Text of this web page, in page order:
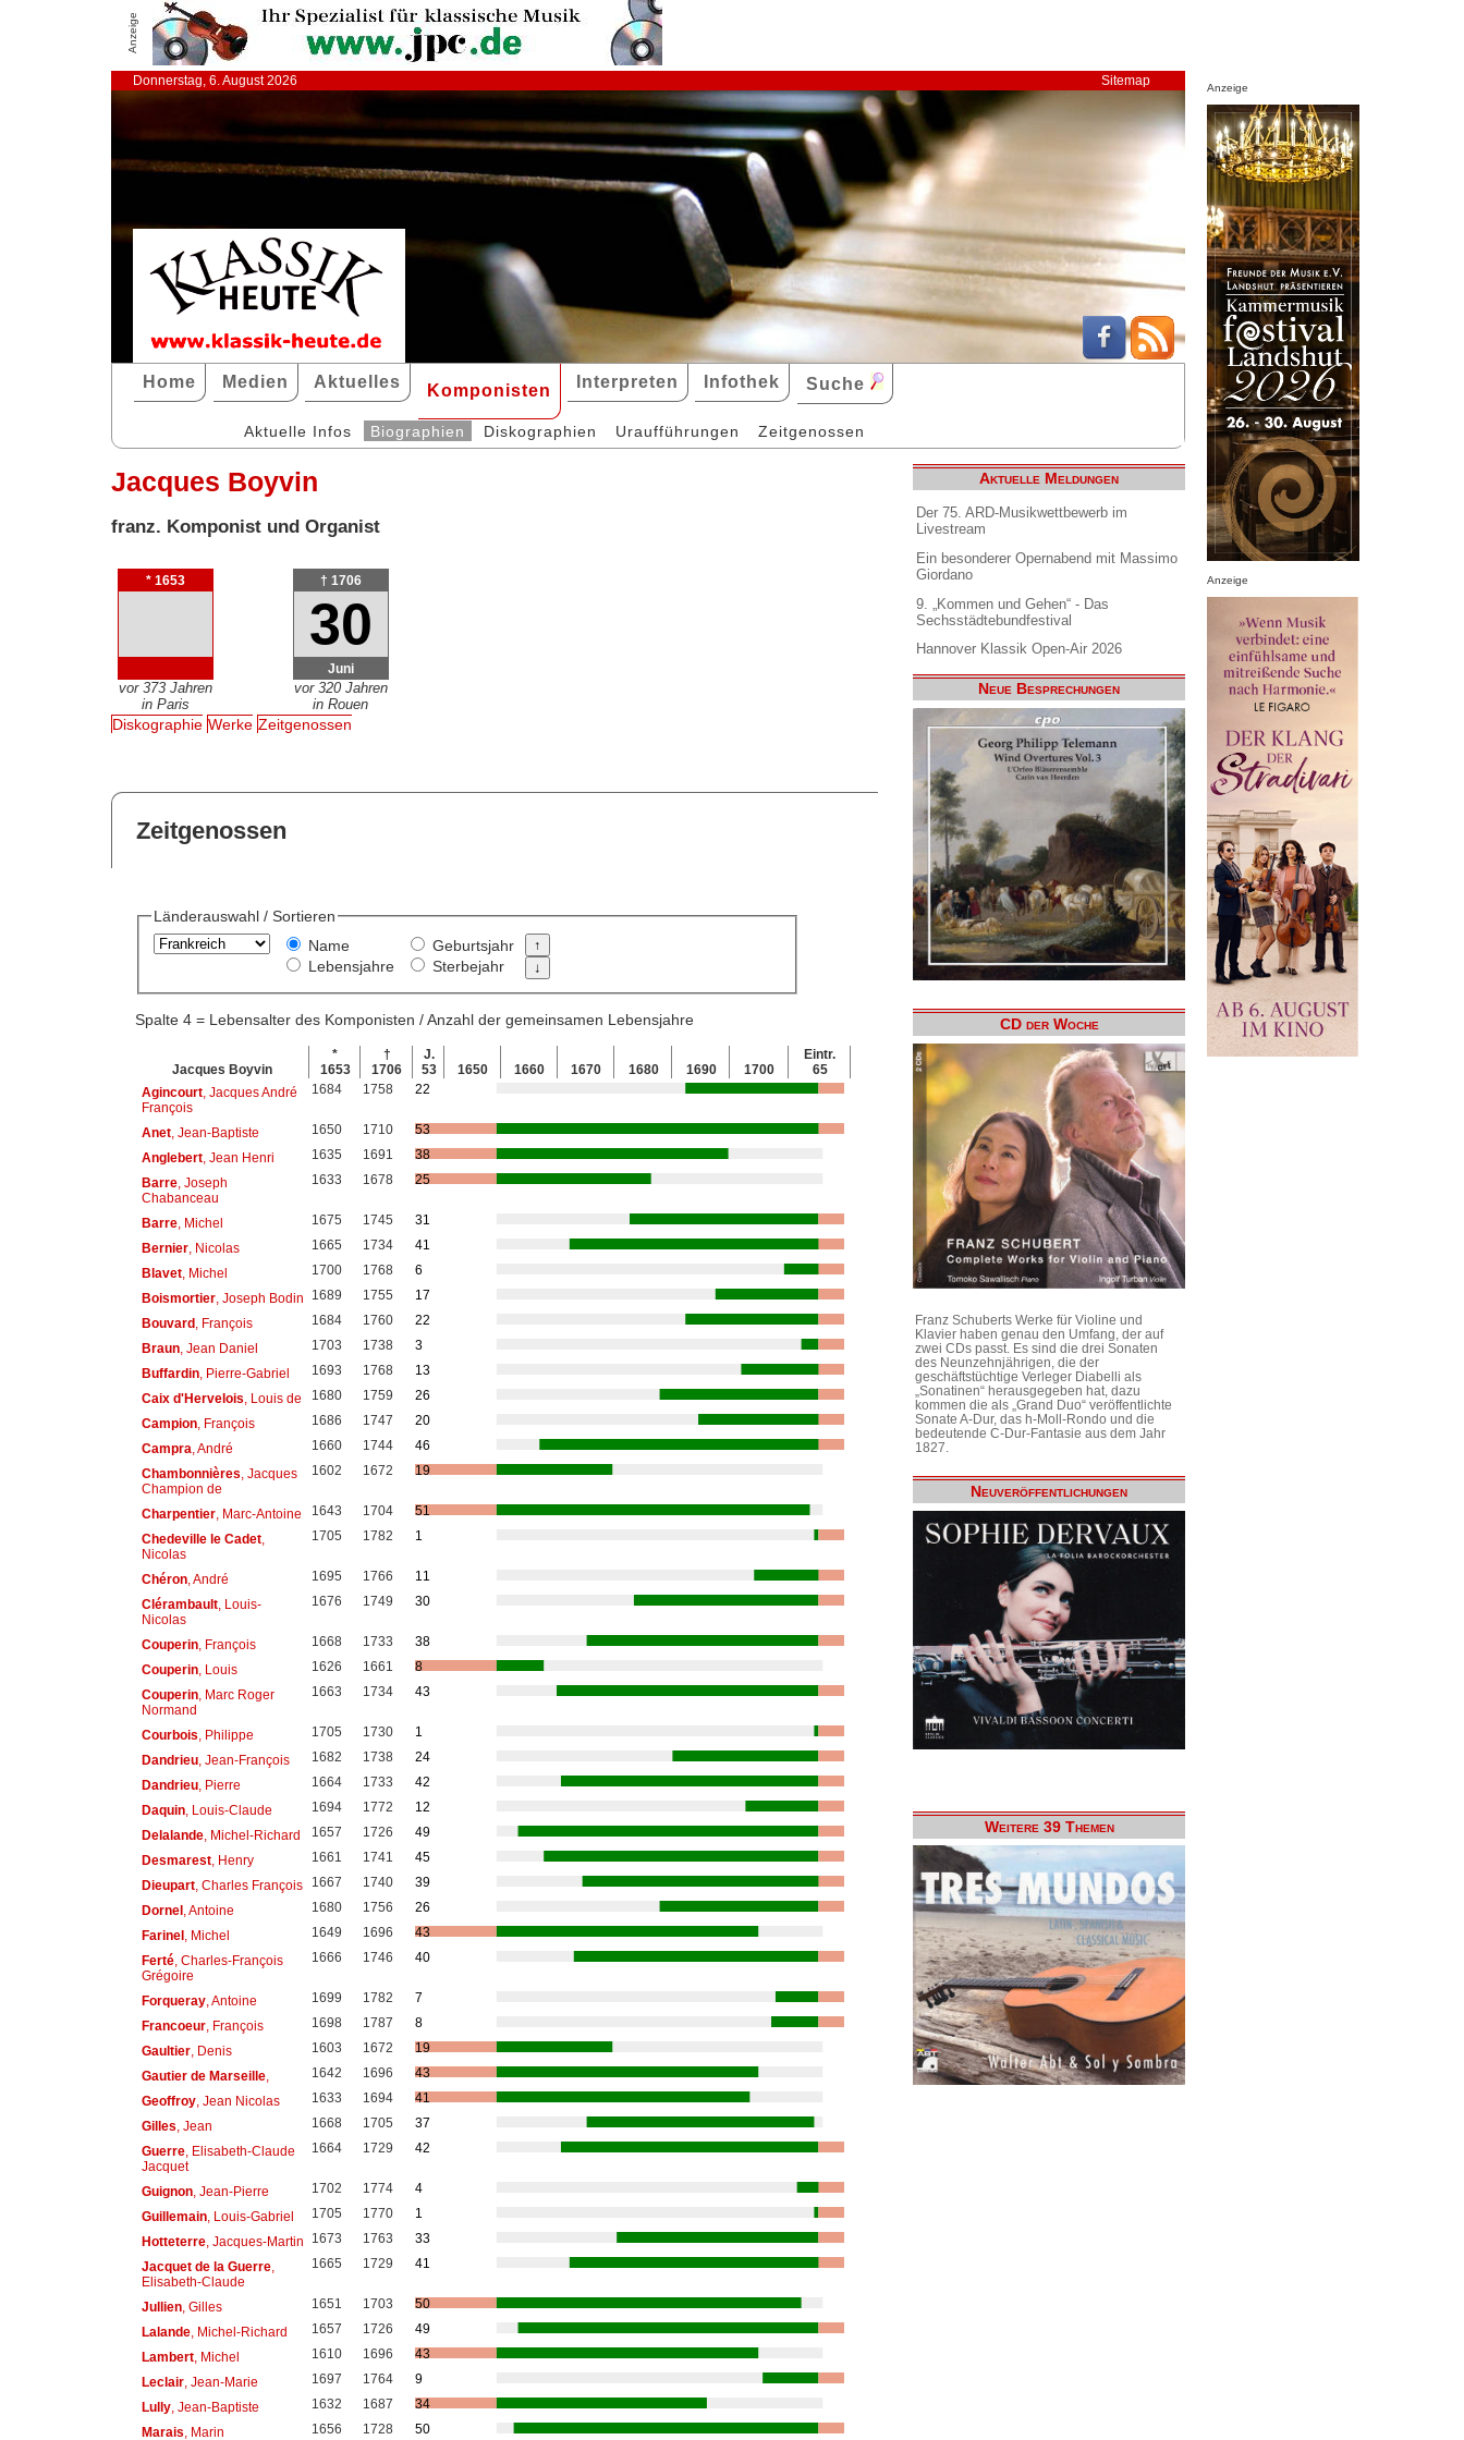
Anzeige
Donnerstag, 6. August 2026 Sitemap
Home Medien Aktuelles Komponisten Interpreten Infothek Suche
Aktuelle Infos Biographien Diskographien Uraufführungen Zeitgenossen
Jacques Boyvin
franz. Komponist und Organist
* 1653
vor 373 Jahren
in Paris
† 1706
30
Juni
vor 320 Jahren
in Rouen
Diskographie Werke Zeitgenossen
Zeitgenossen
Länderauswahl / Sortieren
Name
Lebensjahre
Geburtsjahr
Sterbejahr
Spalte 4 = Lebensalter des Komponisten / Anzahl der gemeinsamen Lebensjahre
Jacques Boyvin
*
1653
†
1706
J.
53
1650 1660 1670 1680 1690 1700
Eintr.
65
Agincourt, Jacques André
François
1684 1758 22
Anet, Jean-Baptiste 1650 1710
53
Anglebert, Jean Henri 1635 1691
38
Barre, Joseph
Chabanceau
1633 1678 25
Barre, Michel 1675 1745
31
Bernier, Nicolas 1665 1734
41
Blavet, Michel 1700 1768
6
Boismortier, Joseph Bodin 1689 1755
17
Bouvard, François 1684 1760
22
Braun, Jean Daniel 1703 1738
3
Buffardin, Pierre-Gabriel 1693 1768
13
Caix d'Hervelois , Louis de 1680 1759
26
Campion, François 1686 1747
20
Campra , André 1660 1744
46
Chambonnières , Jacques
Champion de
1602 1672 19
Charpentier, Marc-Antoine 1643 1704
51
Chedeville le Cadet,
Nicolas
1705 1782 1
Chéron, André 1695 1766
11
Clérambault, Louis-
Nicolas
1676 1749 30
Couperin, François 1668 1733
38
Couperin, Louis 1626 1661
8
Couperin, Marc Roger
Normand
1663 1734 43
Courbois , Philippe 1705 1730
1
Dandrieu, Jean-François 1682 1738
24
Dandrieu, Pierre 1664 1733
42
Daquin, Louis-Claude 1694 1772
12
Delalande, Michel-Richard 1657 1726
49
Desmarest, Henry 1661 1741
45
Dieupart, Charles François 1667 1740
39
Dornel, Antoine 1680 1756
26
Farinel, Michel 1649 1696
43
Ferté, Charles-François
Grégoire
1666 1746 40
Forqueray, Antoine 1699 1782
7
Francoeur, François 1698 1787
8
Gaultier, Denis 1603 1672
19
Gautier de Marseille, 1642 1696
43
Geoffroy, Jean Nicolas 1633 1694
41
Gilles , Jean 1668 1705
37
Guerre, Elisabeth-Claude
Jacquet
1664 1729 42
Guignon, Jean-Pierre 1702 1774
4
Guillemain, Louis-Gabriel 1705 1770
1
Hotteterre, Jacques-Martin 1673 1763
33
Jacquet de la Guerre,
Elisabeth-Claude
1665 1729 41
Jullien, Gilles 1651 1703
50
Lalande, Michel-Richard 1657 1726
49
Lambert, Michel 1610 1696
43
Leclair, Jean-Marie 1697 1764
9
Lully, Jean-Baptiste 1632 1687
34
Marais , Marin 1656 1728 50
Aktuelle Meldungen
Der 75. ARD-Musikwettbewerb im
Livestream
Ein besonderer Opernabend mit Massimo
Giordano
9. „Kommen und Gehen“ - Das
Sechsstädtebundfestival
Hannover Klassik Open-Air 2026
Neue Besprechungen
CD der Woche
Franz Schuberts Werke für Violine und
Klavier haben genau den Umfang, der auf
zwei CDs passt. Es sind die drei Sonaten
des Neunzehnjährigen, die der
geschäftstüchtige Verleger Diabelli als
„Sonatinen“ herausgegeben hat, dazu
kommen die als „Grand Duo“ veröffentlichte
Sonate A-Dur, das h-Moll-Rondo und die
bedeutende C-Dur-Fantasie aus dem Jahr
1827.
Neuveröffentlichungen
Weitere 39 Themen
Anzeige
Anzeige